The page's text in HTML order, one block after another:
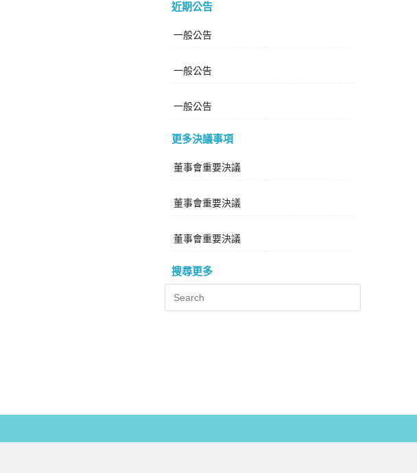
近期公告
一般公告
一般公告
一般公告
更多決議事項
董事會重要決議
董事會重要決議
董事會重要決議
搜尋更多